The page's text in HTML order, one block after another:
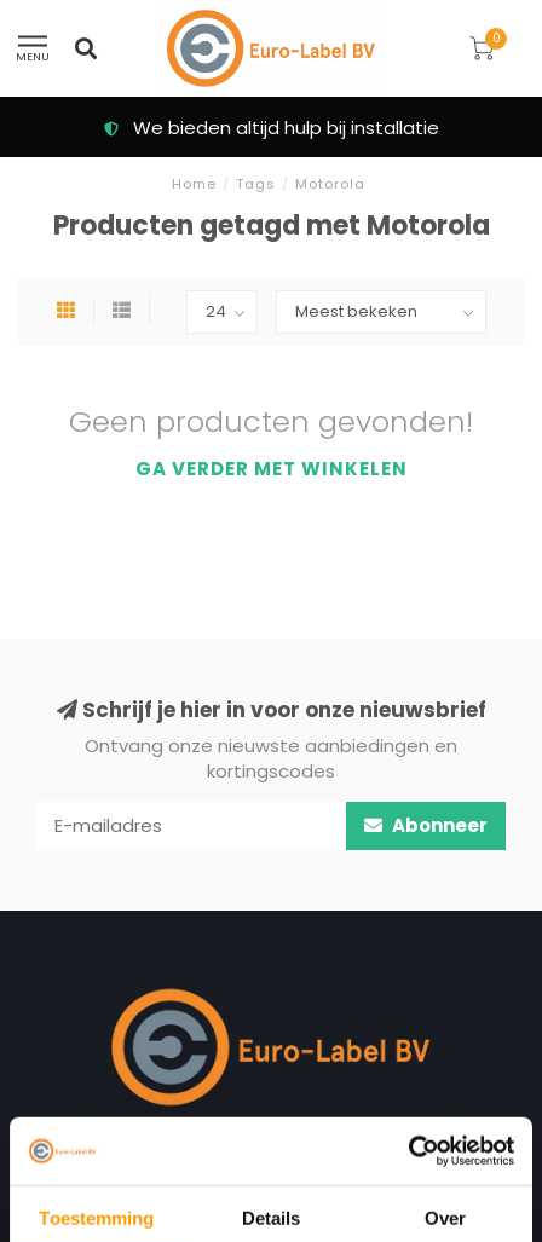
Toestemming Details Over
MENU
0
We bieden altijd hulp bij installatie
Home / Tags / Motorola
Producten getagd met Motorola
Geen producten gevonden!
GA VERDER MET WINKELEN
Schrijf je hier in voor onze nieuwsbrief
Ontvang onze nieuwste aanbiedingen en
kortingscodes
Abonneer
Print. Plak. Klaar. Met een partner die met je